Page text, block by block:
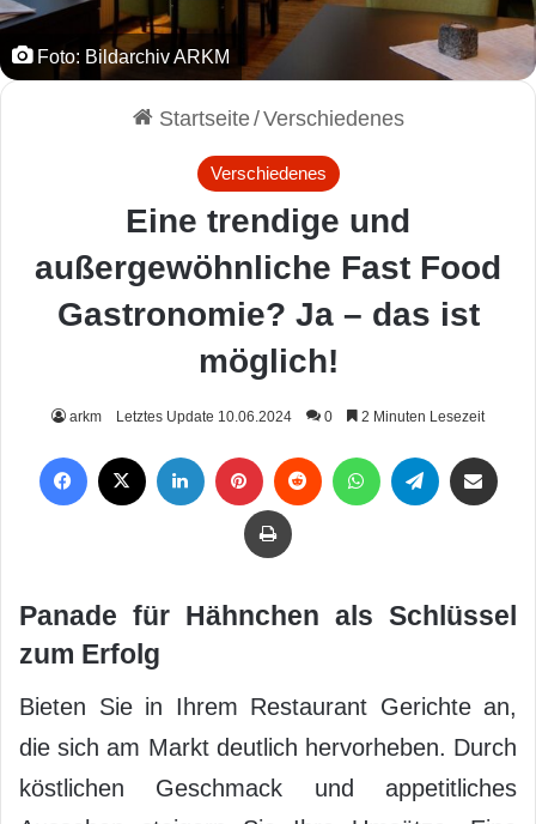
Foto: Bildarchiv ARKM
Startseite/Verschiedenes
Verschiedenes
Eine trendige und
außergewöhnliche Fast Food
Gastronomie? Ja – das ist
möglich!
arkm Letztes Update 10.06.2024 0 2 Minuten Lesezeit
Drucken
Panade für Hähnchen als Schlüssel
zum Erfolg
Bieten Sie in Ihrem Restaurant Gerichte an,
die sich am Markt deutlich hervorheben. Durch
köstlichen Geschmack und appetitliches